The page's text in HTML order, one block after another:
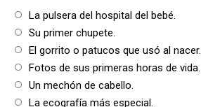
La pulsera del hospital del bebé.
Su primer chupete.
El gorrito o patucos que usó al nacer.
Fotos de sus primeras horas de vida.
Un mechón de cabello.
La ecografía más especial.